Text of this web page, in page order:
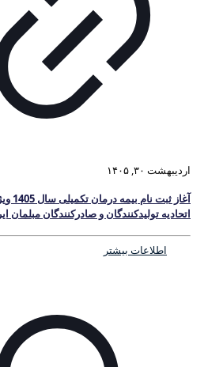
اردیبهشت ۳۰, ۱۴۰۵
آغاز
اتحادیه تولیدکنندگان و صادرکنندگان مبلمان
اطلاعات بیشتر